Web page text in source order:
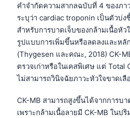
คำจำกัดความสากลฉบับที่ 4 ของภา
ระบุว่า cardiac troponin เป็นตัวบ่
สำหรับการบาดเจ็บของกล้ามเนื้อหั
รูปแบบการเพิ่มขึ้นหรือลดลงและหลั
(Thygesen และคณะ, 2018) CK-
ตรวจเก่าหรือในเคสพิเศษ แต่ Total
ไม่สามารถวินิจฉัยภาวะหัวใจขาดเลื
CK-MB สามารถสูงขึ้นได้จากการบ
เพราะกล้ามเนื้อลายมี CK-MB ในป
简体中文
فارسی
Български
Dansk
हिन्दी
Bahasa Indonesia